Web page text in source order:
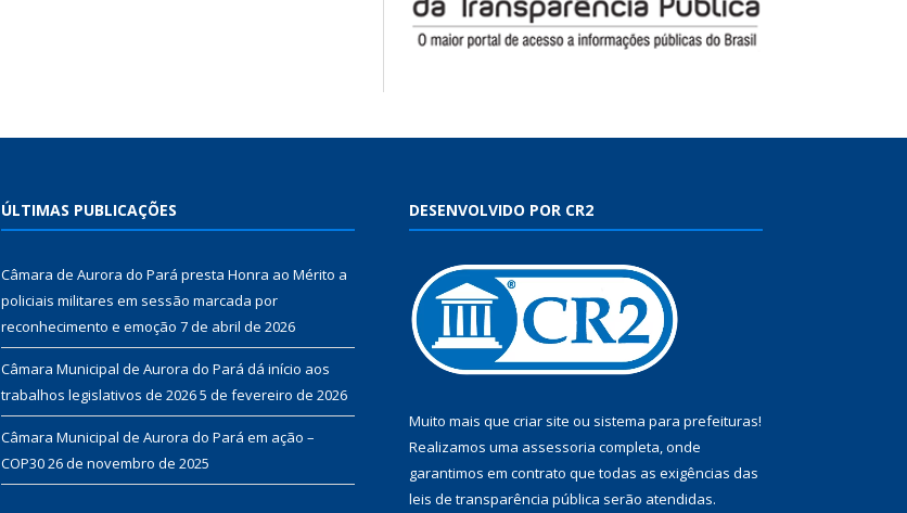
ÚLTIMAS PUBLICAÇÕES
Câmara de Aurora do Pará presta Honra ao Mérito a
policiais militares em sessão marcada por
reconhecimento e emoção 7 de abril de 2026
Câmara Municipal de Aurora do Pará dá início aos
trabalhos legislativos de 20265 de fevereiro de 2026
Câmara Municipal de Aurora do Pará em ação –
COP3026 de novembro de 2025
DESENVOLVIDO POR CR2
Muito mais que criar site ou sistema para prefeituras!
Realizamos uma assessoria completa, onde
garantimos em contrato que todas as exigências das
leis de transparência pública serão atendidas.